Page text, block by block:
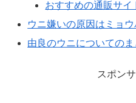
おすすめの通販サイ
ウニ嫌いの原因はミョ
由良のウニについてのま
スポン